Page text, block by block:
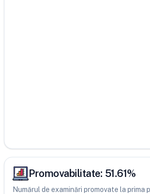
Promovabilitate: 51.61%
Numărul de examinări promovate la prima